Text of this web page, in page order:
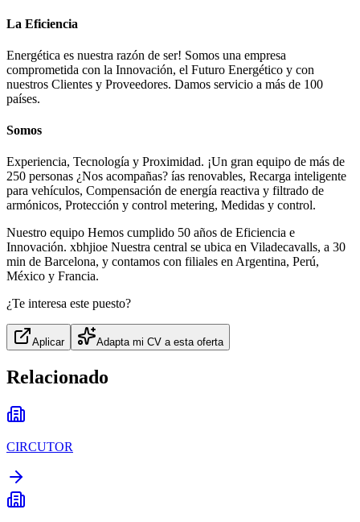
La Eficiencia
Energética es nuestra razón de ser! Somos una empresa
comprometida con la Innovación, el Futuro Energético y con
nuestros Clientes y Proveedores. Damos servicio a más de 100
países.
Somos
Experiencia, Tecnología y Proximidad. ¡Un gran equipo de más de
250 personas ¿Nos acompañas? ías renovables, Recarga inteligente
para vehículos, Compensación de energía reactiva y filtrado de
armónicos, Protección y control metering, Medidas y control.
Nuestro equipo Hemos cumplido 50 años de Eficiencia e
Innovación. xbhjioe Nuestra central se ubica en Viladecavalls, a 30
min de Barcelona, y contamos con filiales en Argentina, Perú,
México y Francia.
¿Te interesa este puesto?
Aplicar Adapta mi CV a esta oferta
Relacionado
CIRCUTOR